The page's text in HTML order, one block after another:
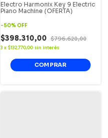
Electro Harmonix Key 9 Electric
Piano Machine (OFERTA)
-50% OFF
$398.310,00 $796.620,00
3 x $132.770,00 sin interés